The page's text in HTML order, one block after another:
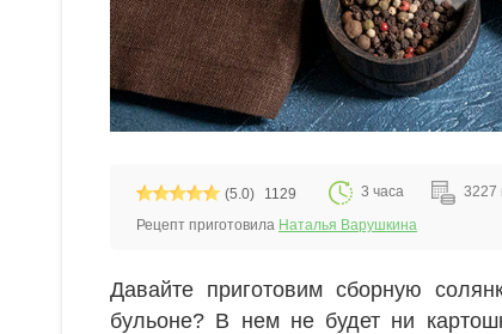
(5.0) 1129 3 часа
3227
Рецепт приготовила Наталья Варушкина
Давайте приготовим сборную
бульоне? В нем не будет ни